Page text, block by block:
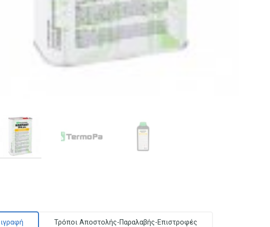
Τρόποι Αποστολής-Παραλαβής-Επιστροφές